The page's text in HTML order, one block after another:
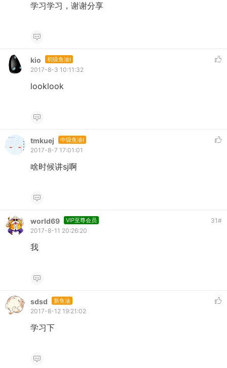
学习学习，谢谢分享
kio 初级鱼油I
2017-8-3 10:11:32
looklook
tmkuej 中级鱼油I
2017-8-7 17:01:01
啥时候讲sj啊
world69 VIP至尊会员 31#
2017-8-11 20:26:20
我
sdsd 新鱼油
2017-8-12 19:21:02
学习下